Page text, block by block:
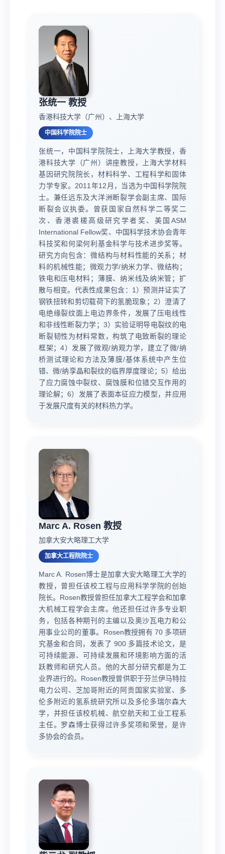
张统一 教授
香港科技大学（广州）、上海大学
中国科学院院士
张统一，中国科学院院士，上海大学教授，香
港科技大学（广州）讲座教授，上海大学材料
基因研究院院长，材料科学、工程科学和固体
力学专家。2011年12月，当选为中国科学院院
士。兼任远东及大洋洲断裂学会副主席、国际
断裂会议执委。曾获国家自然科学二等奖二
次、香港裘槎高级研究学者奖、美国ASM
International Fellow奖、中国科学技术协会青年
科技奖和何梁何利基金科学与技术进步奖等。
研究方向包含：微结构与材料性能的关系；材
料的机械性能；微观力学/纳米力学、微结构；
铁电和压电材料；薄膜、纳米线及纳米管；扩
散与相变。代表性成果包含：1）预测并证实了
钢铁扭转和剪切载荷下的氢脆现象；2）澄清了
电绝缘裂纹面上电边界条件，发展了压电线性
和非线性断裂力学；3）实验证明导电裂纹的电
断裂韧性为材料常数，构筑了电致断裂的理论
框架；4）发展了微观/纳观力学，建立了微/纳
桥测试理论和方法及薄膜/基体系统中产生位
错、微/纳孪晶和裂纹的临界厚度理论；5）给出
了应力腐蚀中裂纹、腐蚀膜和位错交互作用的
理论解；6）发展了表面本征应力模型，并应用
于发展尺度有关的材料热力学。
Marc A. Rosen 教授
加拿大安大略理工大学
加拿大工程院院士
Marc A. Rosen博士是加拿大安大略理工大学的
教授，曾担任该校工程与应用科学学院的创始
院长。Rosen教授曾担任加拿大工程学会和加拿
大机械工程学会主席。他还担任过许多专业职
务，包括各种期刊的主编以及奥沙瓦电力和公
用事业公司的董事。Rosen教授拥有 70 多项研
究基金和合同，发表了 900 多篇技术论文，是
可持续能源、可持续发展和环境影响方面的活
跃教师和研究人员。他的大部分研究都是为工
业界进行的。Rosen教授曾供职于芬兰伊马特拉
电力公司、芝加哥附近的阿贡国家实验室、多
伦多附近的氢系统研究所以及多伦多瑞尔森大
学，并担任该校机械、航空航天和工业工程系
主任。罗森博士获得过许多奖项和荣誉，是许
多协会的会员。